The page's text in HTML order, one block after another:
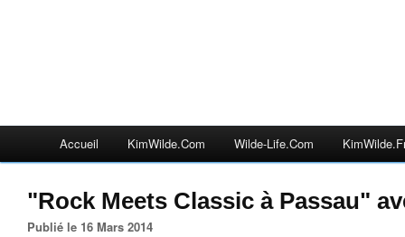
Accueil KimWilde.com Wilde-Life.com
"Rock Meets Classic à Passau"
Publié le 16 Mars 2014